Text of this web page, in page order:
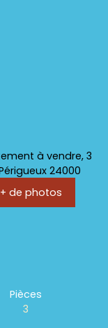
+ de photos
Pièces
3